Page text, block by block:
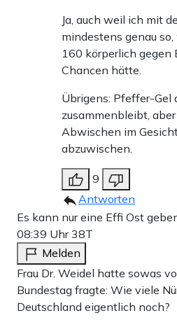
Ja, auch weil ich mit
mindestens genau
160 körperlich gegen
Chancen hätte.
Übrigens: Pfeffer-Gel
zusammenbleibt,
Abwischen im
abzuwischen.
9
Antworten
Es kann nur eine Effi Ost
08:39 Uhr38T
Melden
Frau Dr. Weidel hatte sowas
Bundestag fragte: Wie viele
Deutschland eigentlich noch?